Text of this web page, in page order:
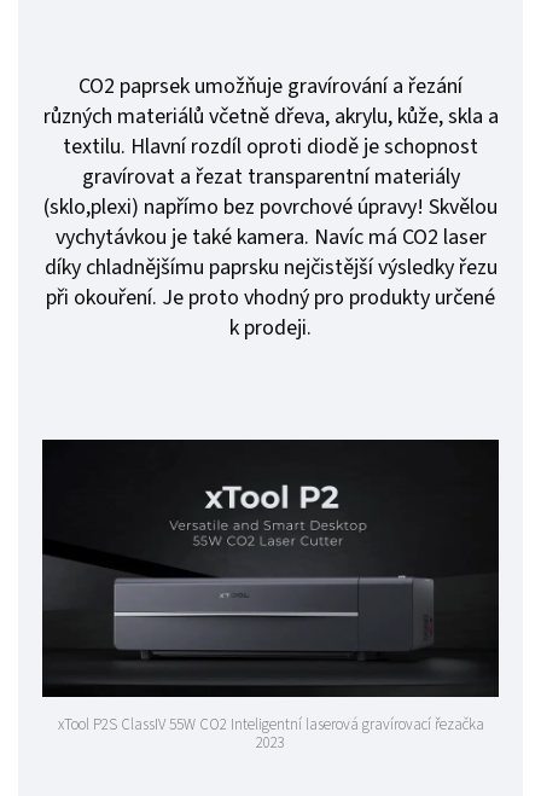
CO2 paprsek umožňuje gravírování a řezání
různých materiálů včetně dřeva, akrylu, kůže, skla a
textilu. Hlavní rozdíl oproti diodě je schopnost
gravírovat a řezat transparentní materiály
(sklo,plexi) napřímo bez povrchové úpravy! Skvělou
vychytávkou je také kamera. Navíc má CO2 laser
díky chladnějšímu paprsku nejčistější výsledky řezu
při okouření. Je proto vhodný pro produkty určené
k prodeji.
xTool P2S ClassIV 55W CO2 Inteligentní laserová gravírovací řezačka
2023